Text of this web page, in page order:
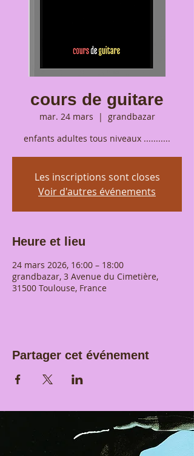
cours de guitare
mar. 24 mars
  |
grandbazar
enfants adultes tous niveaux ...........
Les inscriptions sont closes
Voir d'autres événements
Heure et lieu
24 mars 2026, 16:00 – 18:00
grandbazar, 3 Avenue du Cimetière,
31500 Toulouse, France
Partager cet événement